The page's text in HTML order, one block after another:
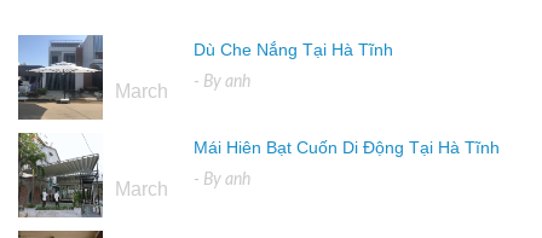
March
Dù Che Nắng Tại Hà Tĩnh
- By anh
March
Mái Hiên Bạt Cuốn Di Động Tại Hà Tĩnh
- By anh